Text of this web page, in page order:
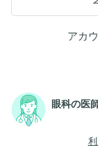
アカ
眼科の医